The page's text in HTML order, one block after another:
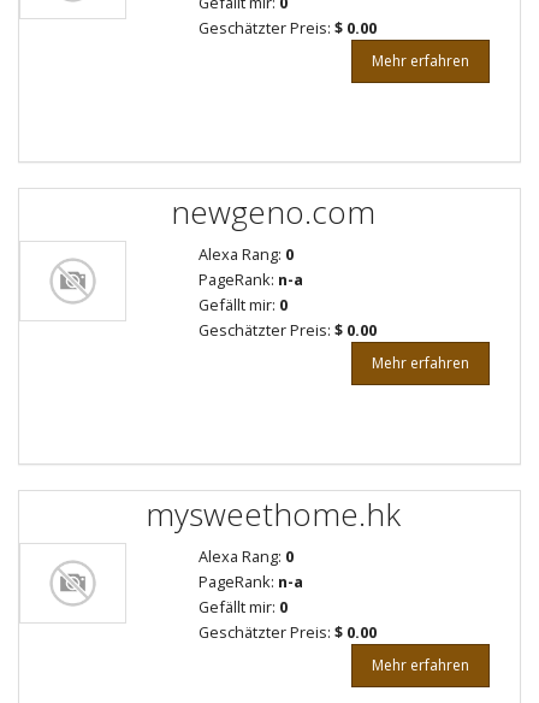
Geschätzter Preis: $ 0.00
Mehr erfahren
newgeno.com
Alexa Rang: 0
PageRank: n-a
Gefällt mir: 0
Geschätzter Preis: $ 0.00
Mehr erfahren
mysweethome.hk
Alexa Rang: 0
PageRank: n-a
Gefällt mir: 0
Geschätzter Preis: $ 0.00
Mehr erfahren